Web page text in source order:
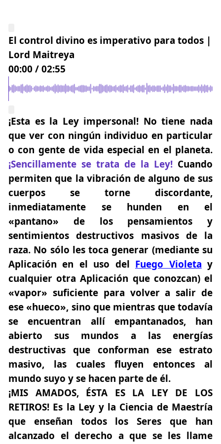
El control divino es imperativo para todos |
Lord Maitreya
00:00 /02:55
¡Esta es la Ley impersonal! No tiene nada
que ver con ningún individuo en particular
o con gente de vida especial en el planeta.
¡Sencillamente se trata de la Ley! Cuando
permiten que la vibración de alguno de sus
cuerpos se torne discordante,
inmediatamente se hunden en el
«pantano» de los pensamientos y
sentimientos destructivos masivos de la
raza. No sólo les toca generar (mediante su
Aplicación en el uso del Fuego Violeta y
cualquier otra Aplicación que conozcan) el
«vapor» suficiente para volver a salir de
ese «hueco», sino que mientras que todavía
se encuentran allí empantanados, han
abierto sus mundos a las energías
destructivas que conforman ese estrato
masivo, las cuales fluyen entonces al
mundo suyo y se hacen parte de él.
¡MIS AMADOS, ÉSTA ES LA LEY DE LOS
RETIROS! Es la Ley y la Ciencia de Maestría
que enseñan todos los Seres que han
alcanzado el derecho a que se les llame